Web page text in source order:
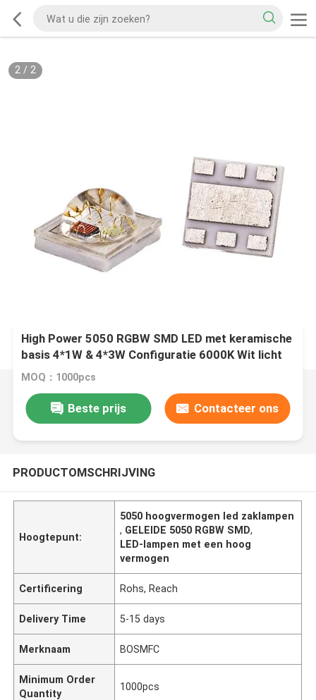
1/ 2
High Power 5050 RGBW SMD LED met keramische
basis 4*1W & 4*3W Configuratie 6000K Wit licht
MOQ：1000pcs
Beste prijs Contacteer ons
PRODUCTOMSCHRIJVING
Hoogtepunt:
5050 hoogvermogen led zaklampen
, GELEIDE 5050 RGBW SMD,
LED-lampen met een hoog
vermogen
Certificering Rohs, Reach
Delivery Time 5-15 days
Merknaam BOSMFC
Minimum Order
Quantity
1000pcs